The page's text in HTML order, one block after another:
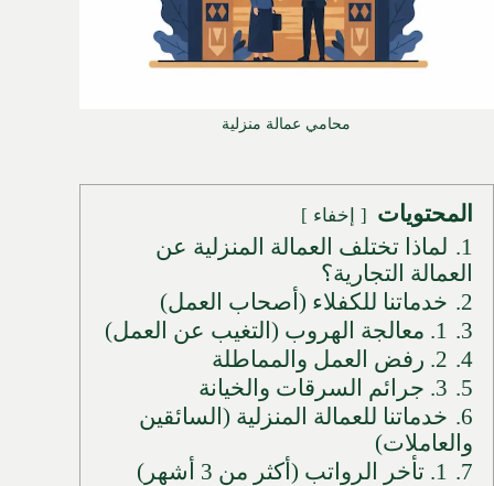
محامي عمالة منزلية
المحتويات إخفاء
1.
لماذا تختلف العمالة المنزلية عن
العمالة التجارية؟
2.
خدماتنا للكفلاء (أصحاب العمل)
3.
1. معالجة الهروب (التغيب عن العمل)
4. 2. رفض العمل والمماطلة
5.
3. جرائم السرقات والخيانة
6.
خدماتنا للعمالة المنزلية (السائقين
والعاملات)
7.
1. تأخر الرواتب (أكثر من 3 أشهر)